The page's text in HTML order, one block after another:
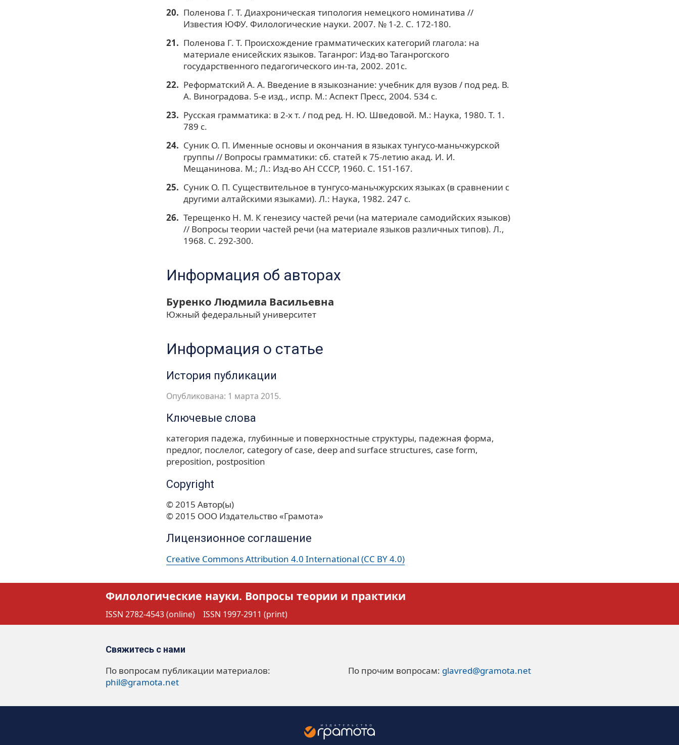
Поленова Г. Т. Диахроническая типология немецкого номинатива //
Известия ЮФУ. Филологические науки. 2007. № 1-2. С. 172-180.
Поленова Г. Т. Происхождение грамматических категорий глагола: на
материале енисейских языков. Таганрог: Изд-во Таганрогского
государственного педагогического ин-та, 2002. 201с.
Реформатский А. А. Введение в языкознание: учебник для вузов / под ред. В.
А. Виноградова. 5-е изд., испр. М.: Аспект Пресс, 2004. 534 с.
Русская грамматика: в 2-х т. / под ред. Н. Ю. Шведовой. М.: Наука, 1980. Т. 1.
789 с.
Суник О. П. Именные основы и окончания в языках тунгусо-маньчжурской
группы // Вопросы грамматики: сб. статей к 75-летию акад. И. И.
Мещанинова. М.; Л.: Изд-во АН СССР, 1960. C. 151-167.
Суник О. П. Существительное в тунгусо-маньчжурских языках (в сравнении с
другими алтайскими языками). Л.: Наука, 1982. 247 с.
Терещенко Н. М. К генезису частей речи (на материале самодийских языков)
// Вопросы теории частей речи (на материале языков различных типов). Л.,
1968. С. 292-300.
Информация об авторах
Буренко Людмила Васильевна
Южный федеральный университет
Информация о статье
История публикации
Опубликована: 1 марта 2015.
Ключевые слова
категория падежа глубинные и поверхностные структуры падежная форма
предлог послелог category of case deep and surface structures case form
preposition postposition
Copyright
© 2015 Автор(ы)
© 2015 ООО Издательство «Грамота»
Лицензионное соглашение
Creative Commons Attribution 4.0 International (CC BY 4.0)
Филологические науки. Вопросы теории и практики
ISSN 2782-4543 (online) ISSN 1997-2911 (print)
Свяжитесь с нами
По вопросам публикации материалов:
phil@gramota.net
По прочим вопросам: glavred@gramota.net